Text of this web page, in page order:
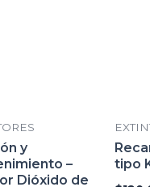
y
–
Dióxido de
tipo